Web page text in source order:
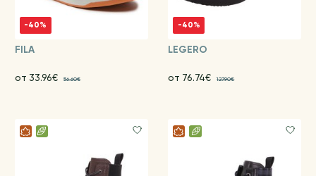
-40%
FILA
от 33.96€ 56.60€
-40%
LEGERO
от 76.74€ 127.90€